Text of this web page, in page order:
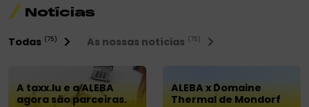
Notícias
Todas (75) As nossas notícias (75)
A taxx.lu e a ALEBA
agora são parceiras.
ALEBA x Domaine
Thermal de Mondorf